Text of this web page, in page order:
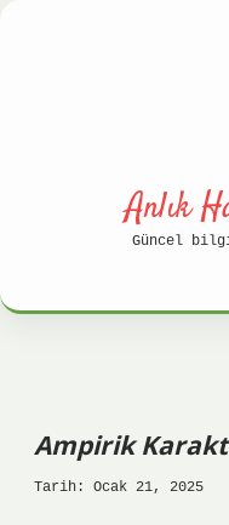
Anlık
Güncel
Ampirik
Tarih: Ocak 21, 2025